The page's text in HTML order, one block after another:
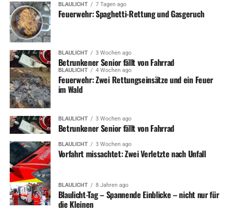
BLAULICHT 7 Tagen ago
Feuerwehr: Spaghetti-Rettung und Gasgeruch
BLAULICHT 3 Wochen ago
Betrunkener Senior fällt von Fahrrad
BLAULICHT 4 Wochen ago
Feuerwehr: Zwei Rettungseinsätze und ein Feuer
im Wald
BLAULICHT 3 Wochen ago
Betrunkener Senior fällt von Fahrrad
BLAULICHT 3 Wochen ago
Vorfahrt missachtet: Zwei Verletzte nach Unfall
BLAULICHT 8 Jahren ago
Blaulicht-Tag – Spannende Einblicke – nicht nur für
die Kleinen